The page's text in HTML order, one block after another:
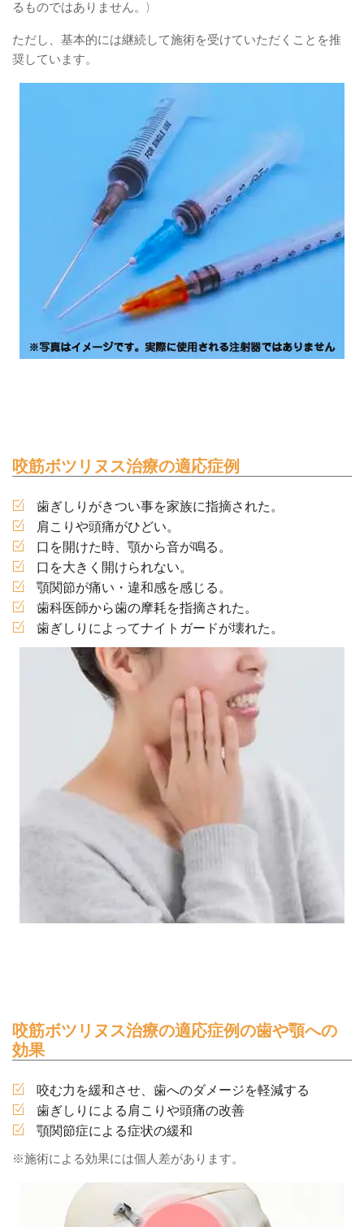
るものではありません。)
ただし、基本的には継続して施術を受けていただくことを推
奨しています。
咬筋ボツリヌス治療の適応症例
歯ぎしりがきつい事を家族に指摘された。
肩こりや頭痛がひどい。
口を開けた時、顎から音が鳴る。
口を大きく開けられない。
顎関節が痛い・違和感を感じる。
歯科医師から歯の摩耗を指摘された。
歯ぎしりによってナイトガードが壊れた。
咬筋ボツリヌス治療の適応症例の歯や顎への
効果
咬む力を緩和させ、歯へのダメージを軽減する
歯ぎしりによる肩こりや頭痛の改善
顎関節症による症状の緩和
※施術による効果には個人差があります。